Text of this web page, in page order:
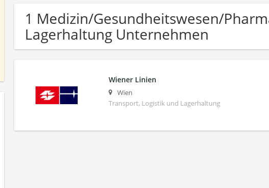
1 Medizin/Gesundheitswesen/
Lagerhaltung Unternehmen
Wiener Linien
Wien
Transport, Logistik und Lagerhaltung